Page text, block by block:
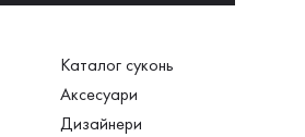
Каталог суконь
Аксесуари
Дизайнери